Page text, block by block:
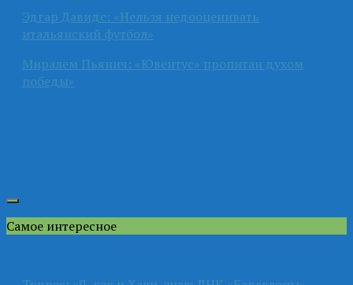
Эдгар Давидс: «Нельзя недооценивать
итальянский футбол»
Миралем Пьянич: «Ювентус» пропитан духом
победы»
Самое интересное